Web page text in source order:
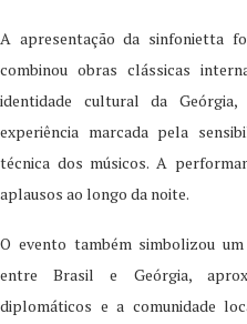
A apresentação da sinfonietta
combinou obras clássicas
identidade cultural da
experiência marcada pela
técnica dos músicos. A
aplausos ao longo da noite.
O evento também simbolizou
entre Brasil e Geórgia,
diplomáticos e a comunidade